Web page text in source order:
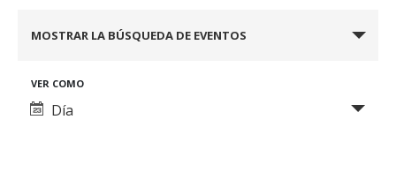
Navegación
búsqueda
y
MOSTRAR LA BÚSQUEDA DE EVENTOS
Navegación
de
VER COMO
Día